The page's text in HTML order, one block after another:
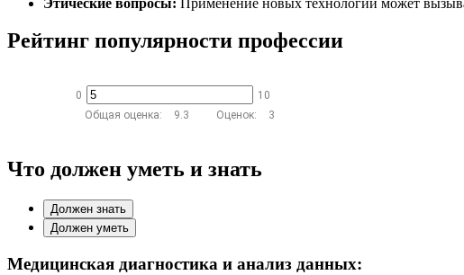
Рейтинг популярности профессии
0
10
Общая оценка:
9.3 Оценок: 3
Что должен уметь и знать
Должен знать
Должен уметь
Медицинская диагностика и анализ данных: